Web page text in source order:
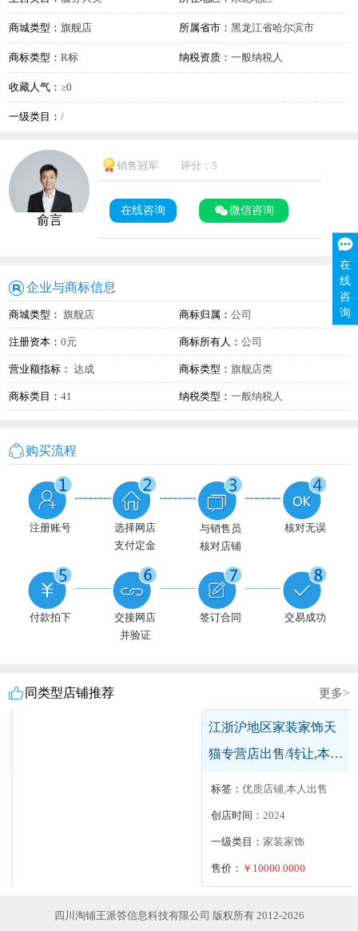
商城类型：旗舰店 所属省市： 黑龙江省哈尔滨市
商标类型：R标 纳税资质： 一般纳税人
收藏人气：≥0
一级类目：/
俞言
销售冠军 评分：5
在线咨询 微信咨询
企业与商标信息
商城类型： 旗舰店 商标归属： 公司
注册资本：0元 商标所有人： 公司
营业额指标： 达成 商标类型： 旗舰店类
商标类目：41 纳税类型： 一般纳税人
购买流程
注册账号
选择网店
支付定金
与销售员
核对店铺
核对无误
付款拍下
交接网店
并验证
签订合同 交易成功
同类型店铺推荐 更多>
江浙沪地区居家日用天
猫旗舰店出售/转让,杭州
无扣分
创店时间：2025
一级类目：居家日用
￥30000.0000
在
线
咨
询
四川淘铺王派答信息科技有限公司 版权所有 2012-2026